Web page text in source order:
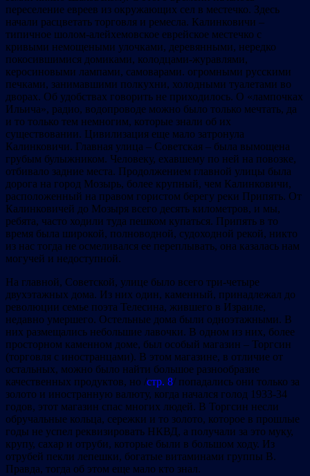
переселение евреев из окружающих сел в местечко. Здесь
начали расцветать торговля и ремесла. Калинковичи –
типичное шолом-алейхемовское еврейское местечко с
кривыми немощеными улочками, деревянными, нередко
покосившимися домиками, колодцами-журавлями,
керосиновыми лампами, самоварами. огромными русскими
печками, занимавшими полкухни, холодными туалетами во
дворах. Об удобствах говорить не приходилось. О «лампочках
Ильича», радио, водопроводе можно было только мечтать, да
и то только тем немногим, которые знали об их
существовании. Цивилизация еще мало затронула
Калинковичи. Главная улица – Советская – была вымощена
грубым булыжником. Человеку, ехавшему по ней на повозке,
отбивало задние места. Продолжением главной улицы была
дорога на город Мозырь, более крупный, чем Калинковичи,
расположенный на правом гористом берегу реки Припять. От
Калинковичей до Мозыря всего десять километров, и мы,
ребята, часто ходили туда пешком купаться. Припять в то
время была широкой, полноводной, судоходной рекой, никто
из нас тогда не осмеливался ее переплывать, она казалась нам
могучей и недоступной.
На главной, Советской, улице было всего три-четыре
двухэтажных дома. Из них один, каменный, принадлежал до
революции семье поэта Телесина, жившего в Израиле,
недавно умершего. Остельные дома были одноэтажными. В
них размещались небольшие лавочки. В одном из них, более
просторном каменном доме, был особый магазин – Торгсин
(торговля с иностранцами). В этом магазине, в отличие от
остальных, можно было найти большое разнообразие
качественных продуктов, но /стр. 8/ попадались они только за
золото и иностранную валюту, когда начался голод 1933-34
годов, этот магазин спас многих людей. В Торгсин несли
обручальные кольца, сережки и то золото, которое в прошлые
годы не успел реквизировать НКВД, а получали за это муку,
крупу, сахар и отруби, которые были в большом ходу. Из
отрубей пекли лепешки, богатые витаминами группы В.
Правда, тогда об этом еще мало кто знал.